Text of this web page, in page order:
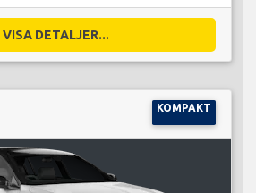
VISA DETALJER...
KOMPAKT